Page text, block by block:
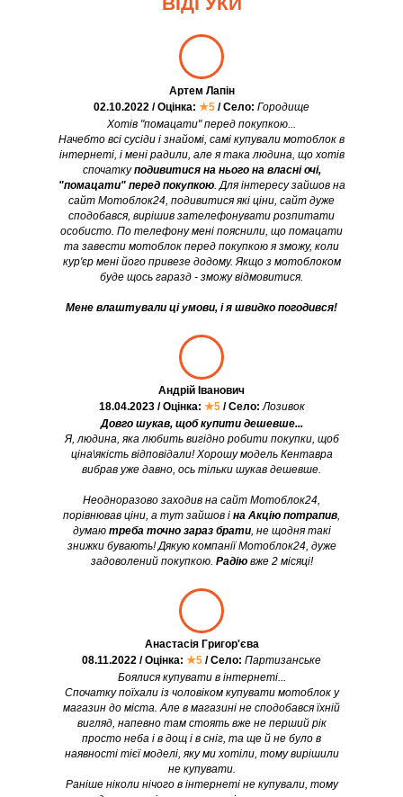
Хотів "помацати" перед покупкою...
Начебто всі сусіди і знайомі, самі купували мотоблок в
інтернеті, і мені радили, але я така людина, що хотів
спочаткуподивитися на нього на власні очі,
"помацати" перед покупкою. Для інтересу зайшов на
сайт Мотоблок24, подивитися які ціни, сайт дуже
сподобався, вирішив зателефонувати розпитати
особисто. По телефону мені пояснили, що помацати
та завести мотоблок перед покупкою я зможу, коли
кур'єр мені його привезе додому. Якщо з мотоблоком
буде щось гаразд - зможу відмовитися.
Мене влаштували ці умови, і я швидко погодився!
Артем Лапін
02.10.2022 / Оцінка: ★5 / Село: Городище
Боялися купувати в інтернеті...
Спочатку поїхали із чоловіком купувати мотоблок у
магазин до міста. Але в магазині не сподобався їхній
вигляд, напевно там стоять вже не перший рік
просто неба і в дощ і в сніг, та ще й не було в
наявності тієї моделі, яку ми хотіли, тому вирішили
не купувати.
Раніше ніколи нічого в інтернеті не купували, тому
Анастасія Григор'єва
08.11.2022 / Оцінка: ★5 / Село: Партизанське
Довго шукав, щоб купити дешевше...
Я, людина, яка любить вигідно робити покупки, щоб
ціна\якість відповідали! Хорошу модель Кентавра
вибрав уже давно, ось тільки шукав дешевше.
Неодноразово заходив на сайт Мотоблок24,
порівнював ціни, а тут зайшов і на Акцію потрапив,
думаю треба точно зараз брати, не щодня такі
знижки бувають! Дякую компанії Мотоблок24, дуже
задоволений покупкою. Радіювже 2 місяці!
Андрій Іванович
18.04.2023 / Оцінка: ★5 / Село: Лозивок